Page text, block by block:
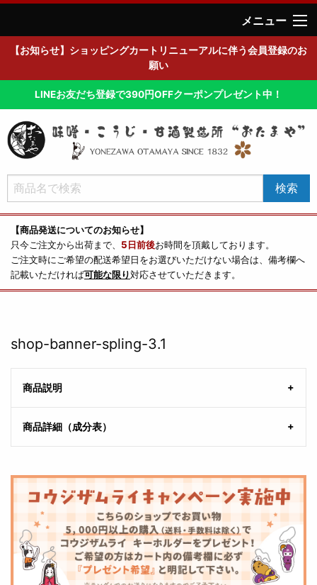
メニュー
【お知らせ】ショッピングカートリニューアルに伴う会員登録のお
願い
LINEお友だち登録で390円OFFクーポンプレゼント中！
【商品発送についてのお知らせ】
只今ご注文から出荷まで、 5日前後お時間を頂戴しております。
ご注文時にご希望の配送希望日をお選びいただけない場合は、備考欄へ
記載いただければ可能な限り対応させていただきます。
shop-banner-spling-3.1
商品説明
商品詳細（成分表）